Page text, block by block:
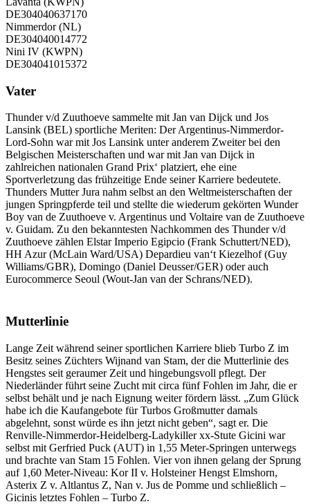
DE304040637170
Nimmerdor (NL)
DE304040014772
Nini IV (KWPN)
DE304041015372
Vater
Thunder v/d Zuuthoeve sammelte mit Jan van Dijck und Jos
Lansink (BEL) sportliche Meriten: Der Argentinus-Nimmerdor-
Lord-Sohn war mit Jos Lansink unter anderem Zweiter bei den
Belgischen Meisterschaften und war mit Jan van Dijck in
zahlreichen nationalen Grand Prix‘ platziert, ehe eine
Sportverletzung das frühzeitige Ende seiner Karriere bedeutete.
Thunders Mutter Jura nahm selbst an den Weltmeisterschaften der
jungen Springpferde teil und stellte die wiederum gekörten Wunder
Boy van de Zuuthoeve v. Argentinus und Voltaire van de Zuuthoeve
v. Guidam. Zu den bekanntesten Nachkommen des Thunder v/d
Zuuthoeve zählen Elstar Imperio Egipcio (Frank Schuttert/NED),
HH Azur (McLain Ward/USA) Depardieu van‘t Kiezelhof (Guy
Williams/GBR), Domingo (Daniel Deusser/GER) oder auch
Eurocommerce Seoul (Wout-Jan van der Schrans/NED).
Mutterlinie
Lange Zeit während seiner sportlichen Karriere blieb Turbo Z im
Besitz seines Züchters Wijnand van Stam, der die Mutterlinie des
Hengstes seit geraumer Zeit und hingebungsvoll pflegt. Der
Niederländer führt seine Zucht mit circa fünf Fohlen im Jahr, die er
selbst behält und je nach Eignung weiter fördern lässt. „Zum Glück
habe ich die Kaufangebote für Turbos Großmutter damals
abgelehnt, sonst würde es ihn jetzt nicht geben“, sagt er. Die
Renville-Nimmerdor-Heidelberg-Ladykiller xx-Stute Gicini war
selbst mit Gerfried Puck (AUT) in 1,55 Meter-Springen unterwegs
und brachte van Stam 15 Fohlen. Vier von ihnen gelang der Sprung
auf 1,60 Meter-Niveau: Kor II v. Holsteiner Hengst Elmshorn,
Asterix Z v. Altlantus Z, Nan v. Jus de Pomme und schließlich –
Gicinis letztes Fohlen – Turbo Z.